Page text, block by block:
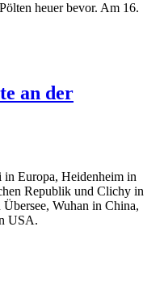
heuer bevor. Am 16.
an der
in Europa, Heidenheim in
Republik und Clichy in
Wuhan in China,
USA.